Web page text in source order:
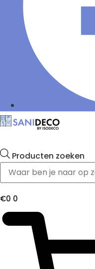
Producten zoeken
€0 0